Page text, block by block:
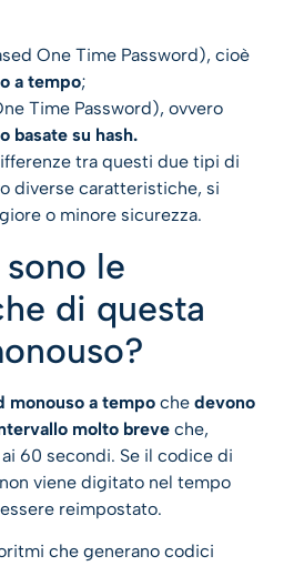
One Time Password), cioè
a tempo;
Time Password), ovvero
basate su hash.
tra questi due tipi di
diverse caratteristiche, si
o minore sicurezza.
le
di questa
monouso a tempo che devono
molto breve che,
60 secondi. Se il codice di
viene digitato nel tempo
reimpostato.
che generano codici